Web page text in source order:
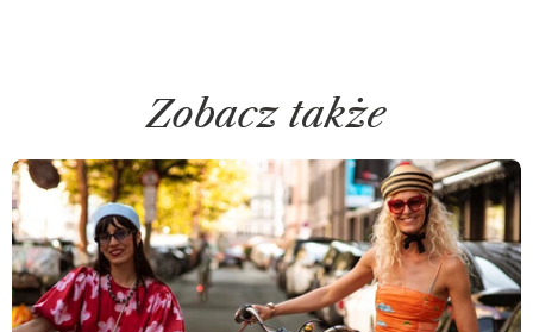
Zobacz także